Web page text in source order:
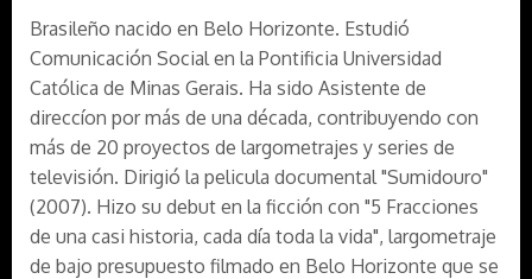
Brasileño nacido en Belo Horizonte. Estudió
Comunicación Social en la Pontificia Universidad
Católica de Minas Gerais. Ha sido Asistente de
direccíon por más de una década, contribuyendo con
más de 20 proyectos de largometrajes y series de
televisión. Dirigió la pelicula documental "Sumidouro"
(2007). Hizo su debut en la ficción con "5 Fracciones
de una casi historia, cada día toda la vida", largometraje
de bajo presupuesto filmado en Belo Horizonte que se